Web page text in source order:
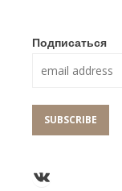
Подписаться
Группа ВКонтакте